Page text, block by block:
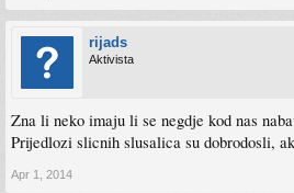
rijads
Aktivista
Zna li neko imaju li se negdje kod nas
Prijedlozi slicnih slusalica su dobrodosli,
Apr 1, 2014